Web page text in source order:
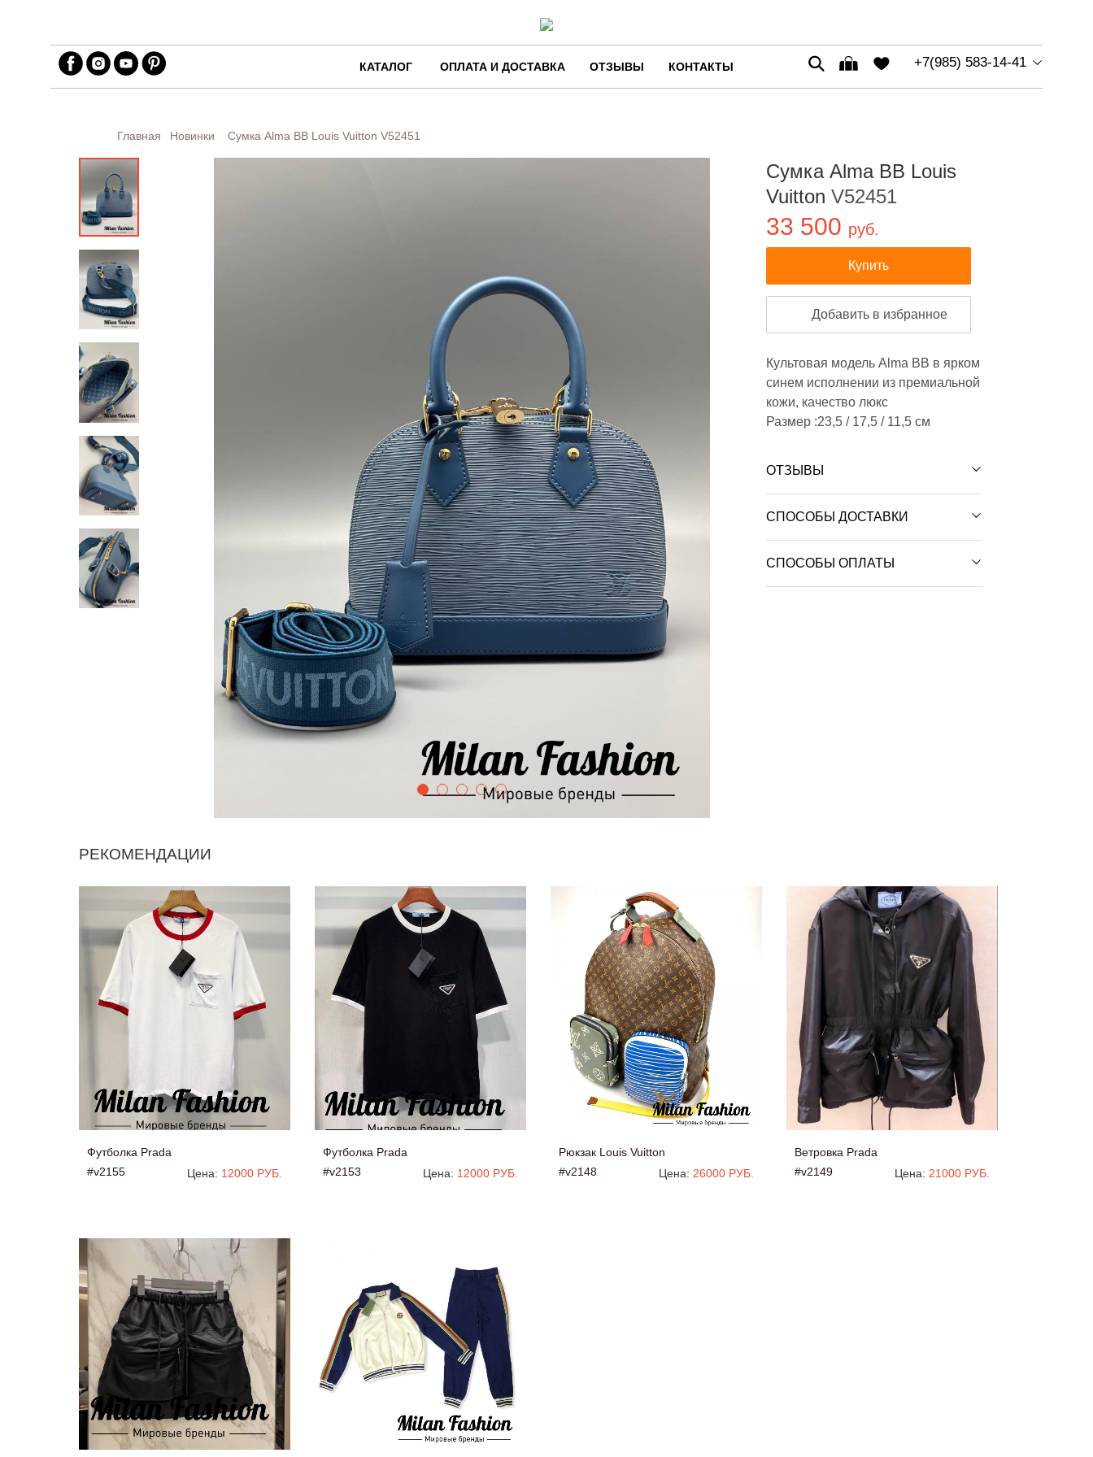
КАТАЛОГ ОПЛАТА И ДОСТАВКА ОТЗЫВЫ КОНТАКТЫ +7(985) 583-14-41
Главная Новинки Сумка Alma BB Louis Vuitton V52451
Сумка Alma BB Louis
Vuitton V52451
33 500 руб.
Купить
Добавить в избранное
Культовая модель Alma BB в ярком
синем исполнении из премиальной
кожи, качество люкс
Размер :23,5 / 17,5 / 11,5 см
ОТЗЫВЫ
СПОСОБЫ ДОСТАВКИ
СПОСОБЫ ОПЛАТЫ
РЕКОМЕНДАЦИИ
Футболка Prada
#v2155
Цена: 12000 РУБ.
Футболка Prada
#v2153
Цена: 12000 РУБ.
Рюкзак Louis Vuitton
#v2148
Цена: 26000 РУБ.
Ветровка Prada
#v2149
Цена: 21000 РУБ.